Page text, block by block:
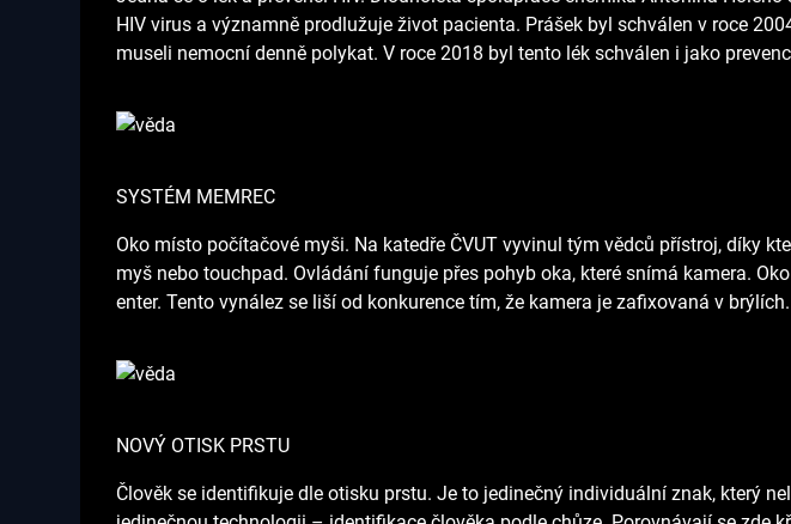
HIV virus a významně prodlužuje život pacienta. Prášek byl schválen v roce
museli nemocní denně polykat. V roce 2018 byl tento lék schválen i jako
SYSTÉM MEMREC
Oko místo počítačové myši. Na katedře ČVUT vyvinul tým vědců přístroj, díky
myš nebo touchpad. Ovládání funguje přes pohyb oka, které snímá kamera.
enter. Tento vynález se liší od konkurence tím, že kamera je zafixovaná v brýlích.
NOVÝ OTISK PRSTU
Člověk se identifikuje dle otisku prstu. Je to jedinečný individuální znak, který